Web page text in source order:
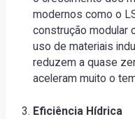
modernos como o
construção modular
uso de materiais
reduzem a quase
aceleram muito o
Eficiência Hídrica